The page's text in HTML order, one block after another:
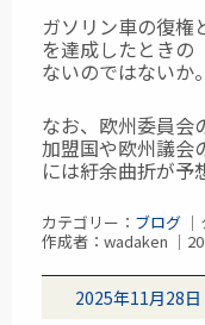
ガソリン車の復権
を達成したときの
ないのではないか。
なお、欧州委員会
加盟国や欧州議会
には紆余曲折が予
カテゴリー： ブログ
作成者：wadaken ｜
2025年11月28